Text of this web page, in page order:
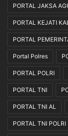
PORTAL JAKSA
PORTAL KEJATI
PORTAL
Portal Polres
PORTAL POLRI
PORTAL TNI
PORTAL TNI AL
PORTAL TNI POLRI